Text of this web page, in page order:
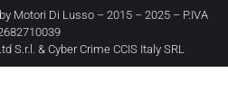
Motori Di Lusso– 2015 – 2025 – P.IVA
S.r.l. & Cyber Crime CCIS Italy SRL